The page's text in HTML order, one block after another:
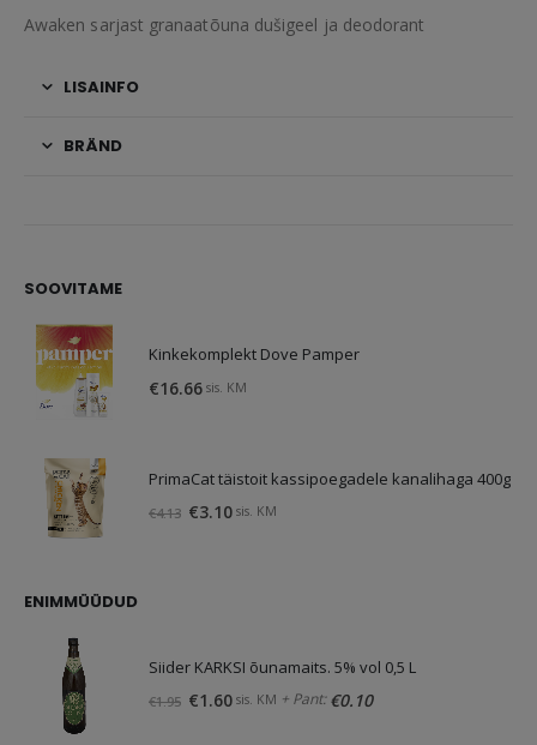
Awaken sarjast granaatõuna dušigeel ja deodorant
LISAINFO
BRÄND
SOOVITAME
Kinkekomplekt Dove Pamper
€16.66 sis. KM
PrimaCat täistoit kassipoegadele kanalihaga 400g
€4.13 Algne
€3.10Praegune
sis. KM
ENIMMÜÜDUD
Siider KARKSI õunamaits. 5% vol 0,5 L
€1.95 Algne
€1.60Praegune
sis. KM + Pant:€0.10